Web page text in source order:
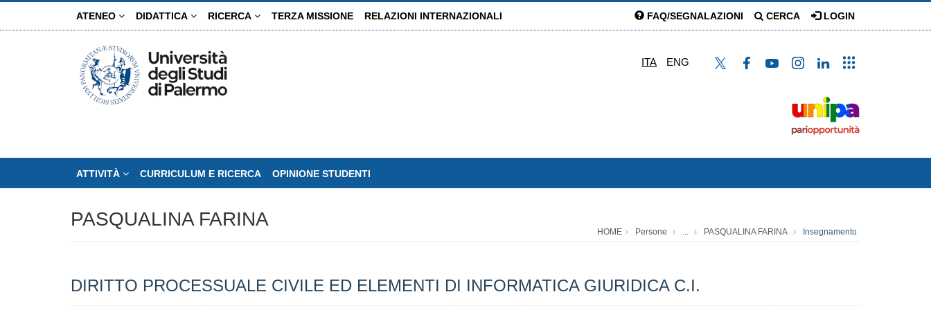
ATENEO DIDATTICA RICERCA TERZA MISSIONE RELAZIONI INTERNAZIONALI FAQ/SEGNALAZIONI CERCA LOGIN
ITA ENG
ATTIVITÀ CURRICULUM E RICERCA OPINIONE STUDENTI
PASQUALINA FARINA
HOME Persone ... PASQUALINA FARINA Insegnamento
DIRITTO PROCESSUALE CIVILE ED ELEMENTI DI INFORMATICA GIURIDICA C.I.